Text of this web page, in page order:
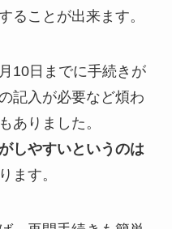
ることが出来ます。
10日までに手続きが
記入が必要など煩わ
ありました。
しやすいというのは
ます。